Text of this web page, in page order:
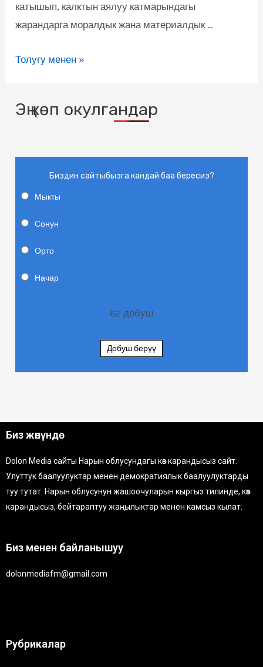
катышып, калктын аялуу катмарындагы
жарандарга моралдык жана материалдык …
Толугу менен »
Эң көп окулгандар
Биздин сайтыбызга кандай баа бересиз?
Мыкты
Сонун
Орто
Начар
62 добуш
Добуш берүү
Биз жөнүндө
Dolon Media сайты Нарын облусундагы көз карандысыз сайт.
Улуттук баалуулуктар менен демократиялык баалуулуктарды
туу тутат. Нарын облусунун жашоочуларын кыргыз тилинде, көз
карандысыз, бейтараптуу жаңылыктар менен камсыз кылат.
Биз менен байланышуу
dolonmediafm@gmail.com
Рубрикалар